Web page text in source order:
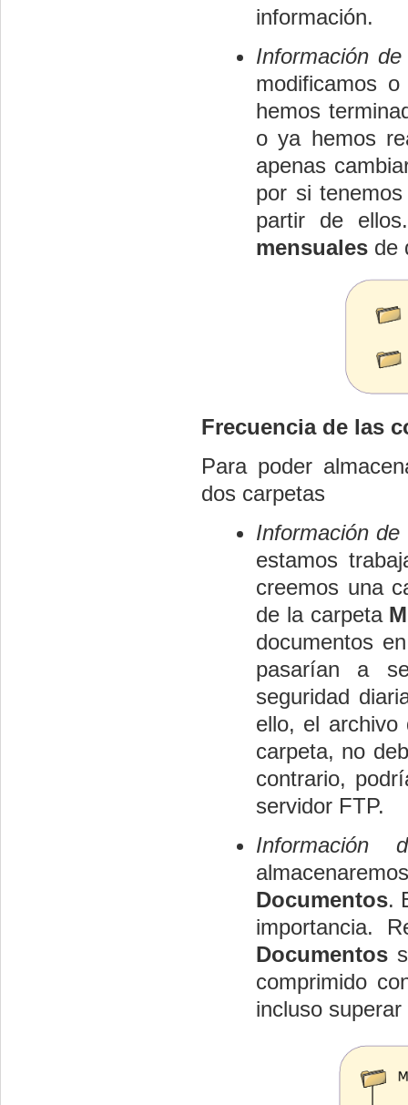
información.
Información
modificamos
hemos
o ya hemos
apenas
por si
partir de
mensuales de
Frecuencia de las
Para poder
dos carpetas
Información
estamos
creemos una
de la carpeta
documentos
pasarían a
seguridad
ello, el archivo
carpeta, no
contrario,
servidor FTP.
Información
Documentos.
importancia.
Documentos
comprimido
incluso